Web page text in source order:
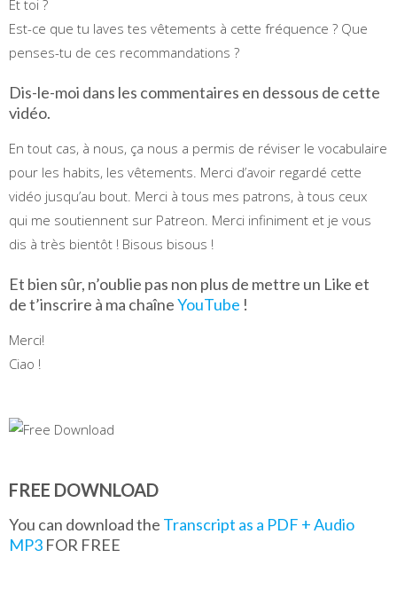
Et toi ?
Est-ce que tu laves tes vêtements à cette fréquence ? Que
penses-tu de ces recommandations ?
Dis-le-moi dans les commentaires en dessous de cette
vidéo.
En tout cas, à nous, ça nous a permis de réviser le vocabulaire
pour les habits, les vêtements. Merci d’avoir regardé cette
vidéo jusqu’au bout. Merci à tous mes patrons, à tous ceux
qui me soutiennent sur Patreon. Merci infiniment et je vous
dis à très bientôt ! Bisous bisous !
Et bien sûr, n’oublie pas non plus de mettre un Like et
de t’inscrire à ma chaîneYouTube !
Merci!
Ciao !
FREE DOWNLOAD
You can download the Transcript as a PDF + Audio
MP3 FOR FREE